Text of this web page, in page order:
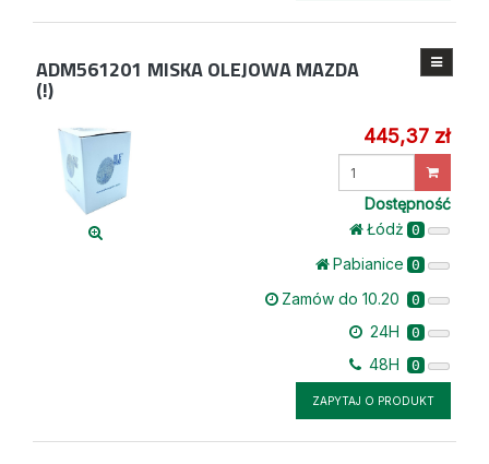
ADM561201 MISKA OLEJOWA MAZDA
(!)
445,37 zł
Dostępność
Łódż 0
Pabianice 0
Zamów do 10.20 0
24H 0
48H 0
ZAPYTAJ O PRODUKT